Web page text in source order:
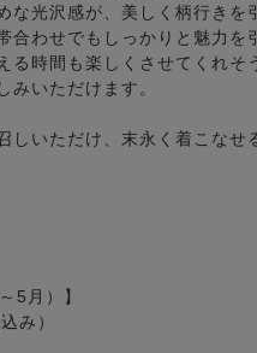
な光沢感が、美しく柄行き
合わせでもしっかりと魅力
る時間も楽しくさせてくれ
みいただけます。
しいただけ、末永く着こな
5月）】
み）